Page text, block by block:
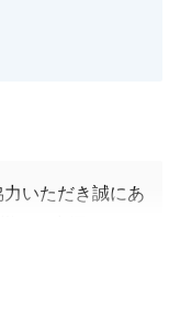
いただき誠にあ
して、尽力いた